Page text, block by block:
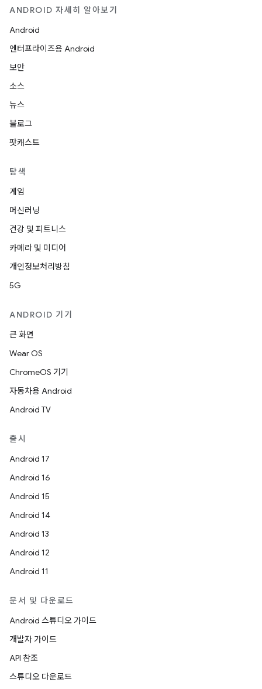
ANDROID 자세히 알아보기
Android
엔터프라이즈용 Android
보안
소스
뉴스
블로그
팟캐스트
탐색
게임
머신러닝
건강 및 피트니스
카메라 및 미디어
개인정보처리방침
5G
ANDROID 기기
큰 화면
Wear OS
ChromeOS 기기
자동차용 Android
Android TV
출시
Android 17
Android 16
Android 15
Android 14
Android 13
Android 12
Android 11
문서 및 다운로드
Android 스튜디오 가이드
개발자 가이드
API 참조
스튜디오 다운로드